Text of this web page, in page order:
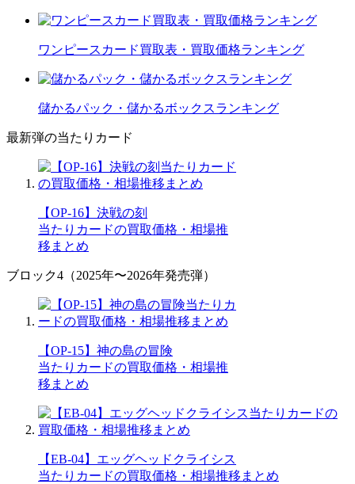
ワンピースカード買取表・買取価格ランキング
儲かるパック・儲かるボックスランキング
最新弾の当たりカード
【OP-16】決戦の刻
当たりカードの買取価格・相場推
移まとめ
ブロック4（2025年〜2026年発売弾）
【OP-15】神の島の冒険
当たりカードの買取価格・相場推
移まとめ
【EB-04】エッグヘッドクライシス
当たりカードの買取価格・相場推移まとめ